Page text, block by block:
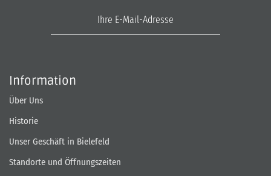
Information
Über Uns
Historie
Unser Geschäft in Bielefeld
Standorte und Öffnungszeiten